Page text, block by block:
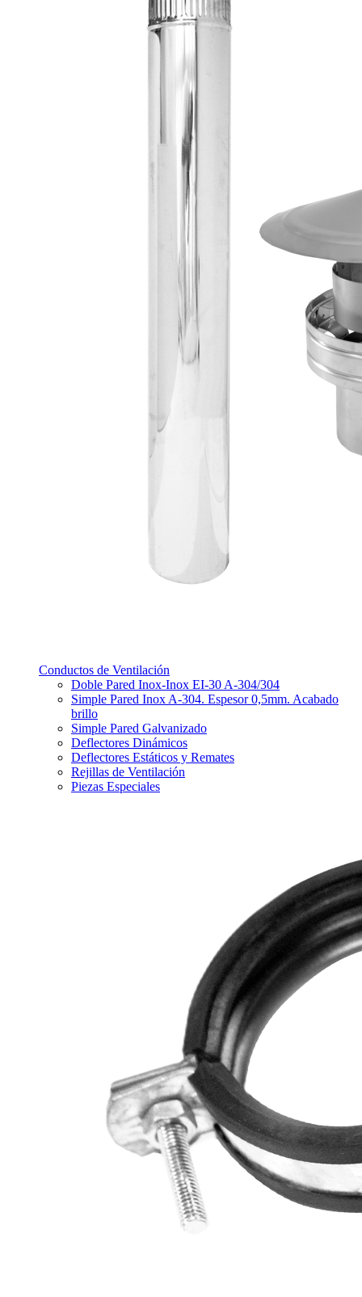
Conductos de Ventilación
Doble Pared Inox-Inox EI-30 A-304/304
Simple Pared Inox A-304. Espesor 0,5mm. Acabado
brillo
Simple Pared Galvanizado
Deflectores Dinámicos
Deflectores Estáticos y Remates
Rejillas de Ventilación
Piezas Especiales